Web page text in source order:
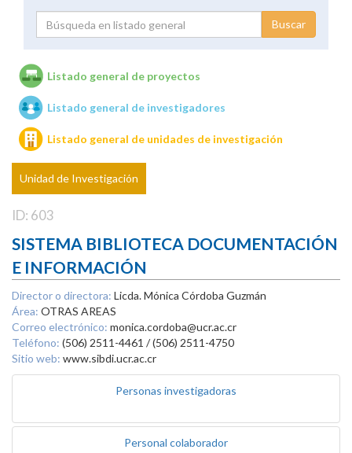
Unidades de investigación
Listado general de proyectos
Listado general de investigadores
Listado general de unidades de investigación
Unidad de Investigación
ID: 603
SISTEMA BIBLIOTECA DOCUMENTACIÓN
E INFORMACIÓN
Director o directora: Licda. Mónica Córdoba Guzmán
Área: OTRAS AREAS
Correo electrónico: monica.cordoba@ucr.ac.cr
Teléfono: (506) 2511-4461 / (506) 2511-4750
Sitio web: www.sibdi.ucr.ac.cr
Personas investigadoras
Personal colaborador